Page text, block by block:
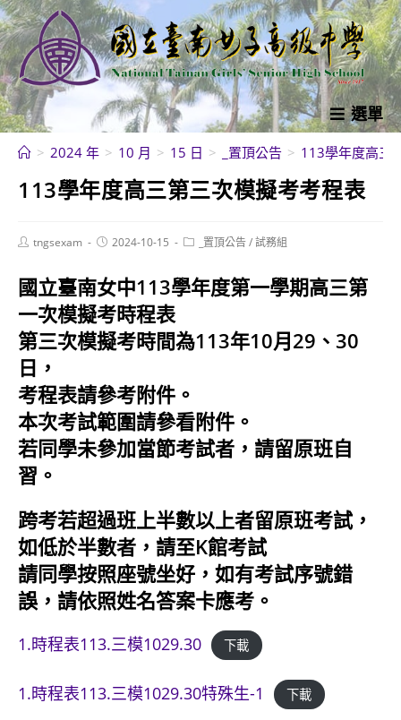
跳
轉
至
主
要
內
選單
> 2024 年 > 10 月 > 15 日 > _置頂公告 > 113學年度高三
113學年度高三第三次模擬考考程表
Posttngsexam
Post2024-10-15
Post _置頂公告/試務組
國立臺南女中113學年度第一學期高三第
一次模擬考時程表
第三次模擬考時間為113年10月29、30
日，
考程表請參考附件。
本次考試範圍請參看附件。
若同學未參加當節考試者，請留原班自
習。
跨考若超過班上半數以上者留原班考試，
如低於半數者，請至K館考試
請同學按照座號坐好，如有考試序號錯
誤，請依照姓名答案卡應考。
1.時程表113.三模1029.30 下載
1.時程表113.三模1029.30特殊生-1 下載